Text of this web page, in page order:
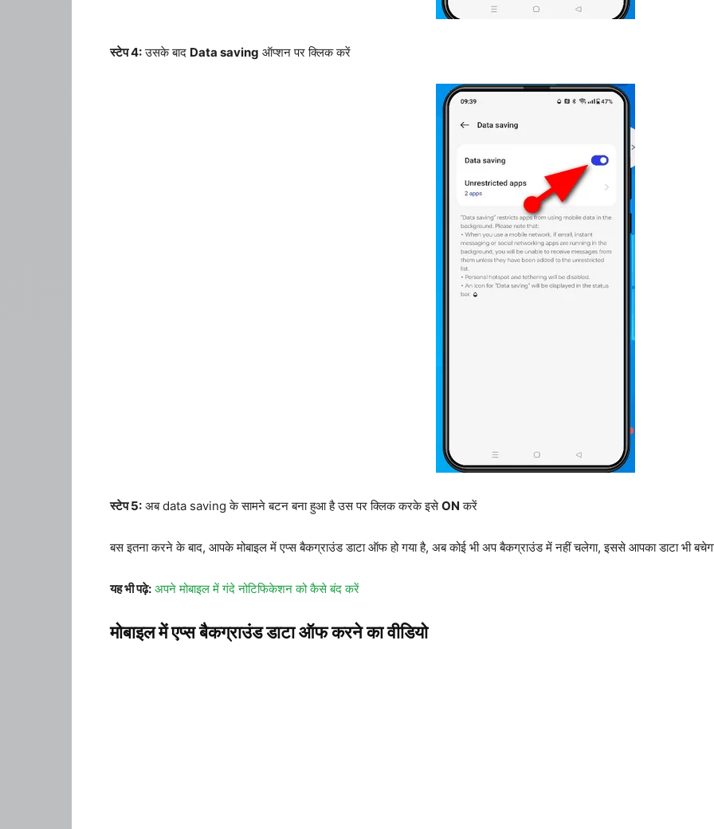
स्टेप 4:उसके बाद Data saving ऑप्शन पर क्लिक करें
स्टेप 5: अब data saving के सामने बटन बना हुआ है उस पर क्लिक करके इसेON करें
बस इतना करने के बाद, आपके मोबाइल में एप्स बैकग्राउंड डाटा ऑफ हो गया है, अब कोई भी अप बैकग्राउंड में नहीं चलेगा, इससे आपका डाटा भी
यह भी पढ़े: अपने मोबाइल में गंदे नोटिफिकेशन को कैसे बंद करें
मोबाइल में एप्स बैकग्राउंड डाटा ऑफ करने का वीडियो